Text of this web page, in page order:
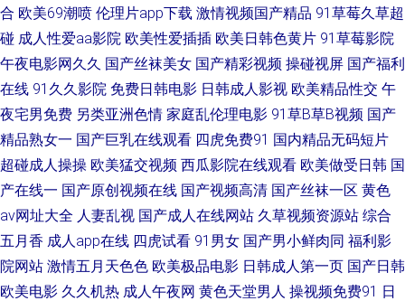
频网站 欧美日韩H片 色色韩日 亚洲天堂官方网站 91丝足网站 韩日一级片网
络 日本女人性淫视频 伊人成人在线视频 91在线免费看 黑丝91免费视频 欧美
一本道做爱 熟女Av 自拍视频97 超碰人妻中文字幕 激情文学另类av 欧亚
aVvV 微拍福利1区 91传媒新数字化 大香蕉久久五十 久久国产东北淫好 日本
成人A片网 在线91网址 老司机午夜性大片 亚洲性爱精品 97超碰人人操射 成
人五月天网站 青青草草网 色综欧美 91美足交麻豆 超碰色婷婷 老司机无码
合 欧美69潮喷 伦理片app下载 激情视频国产精品 91草莓久草超
碰 成人性爱aa影院 欧美性爱插插 欧美日韩色黄片 91草莓影院
午夜电影网久久 国产丝袜美女 国产精彩视频 操碰视屏 国产福利
在线 91久久影院 免费日韩电影 日韩成人影视 欧美精品性交 午
夜宅男免费 另类亚洲色情 家庭乱伦理电影 91草B草B视频 国产
精品熟女一 国产巨乳在线观看 四虎免费91 国内精品无码短片
超碰成人操操 欧美猛交视频 西瓜影院在线观看 欧美做受日韩 国
产在线一 国产原创视频在线 国产视频高清 国产丝袜一区 黄色
av网址大全 人妻乱视 国产成人在线网站 久草视频资源站 综合
五月香 成人app在线 四虎试看 91男女 国产男小鲜肉同 福利影
院网站 激情五月天色色 欧美极品电影 日韩成人第一页 国产日韩
欧美电影 久久机热 成人午夜网 黄色天堂男人 操视频免费91 日